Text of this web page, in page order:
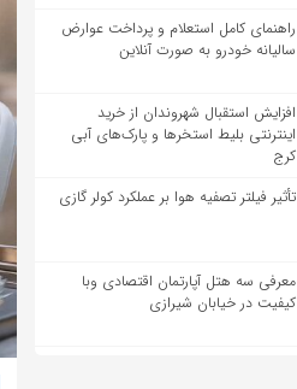
راهنمای کامل استعلام و پرداخت عوارض
سالیانه خودرو به صورت آنلاین
افزایش استقبال شهروندان از خرید
اینترنتی بلیط استخرها و پارک‌های آبی
کرج
تأثیر فیلتر تصفیه هوا بر عملکرد کولر گازی
معرفی سه هتل آپارتمان اقتصادی وبا
کیفیت در خیابان شیرازی